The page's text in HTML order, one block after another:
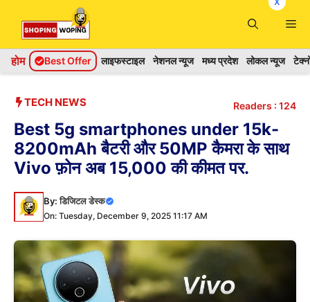
content
होम Best Offer लाइफस्टाइल नेशनल न्यूज मध्य प्रदेश लोकल न्यूज
TECH NEWS Readers : 124
Best 5g smartphones under 15k-
8200mAh बैटरी और 50MP कैमरा के साथ
Vivo फ़ोन अब 15,000 की कीमत पर.
By:डिजिटल डेस्क
On: Tuesday, December 9, 2025 11:17 AM